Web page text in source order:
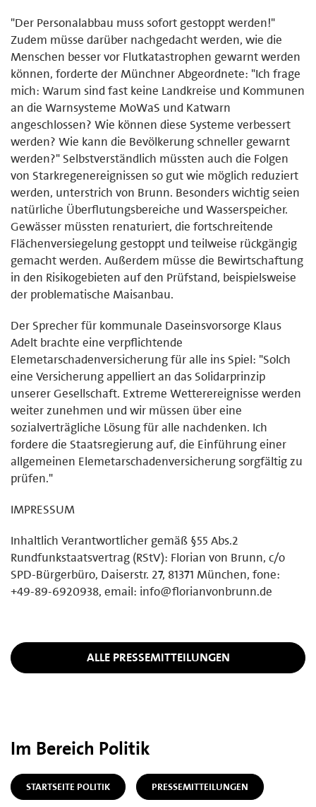
"Der Personalabbau muss sofort gestoppt werden!"
Zudem müsse darüber nachgedacht werden, wie die
Menschen besser vor Flutkatastrophen gewarnt werden
können, forderte der Münchner Abgeordnete: "Ich frage
mich: Warum sind fast keine Landkreise und Kommunen
an die Warnsysteme MoWaS und Katwarn
angeschlossen? Wie können diese Systeme verbessert
werden? Wie kann die Bevölkerung schneller gewarnt
werden?" Selbstverständlich müssten auch die Folgen
von Starkregenereignissen so gut wie möglich reduziert
werden, unterstrich von Brunn. Besonders wichtig seien
natürliche Überflutungsbereiche und Wasserspeicher.
Gewässer müssten renaturiert, die fortschreitende
Flächenversiegelung gestoppt und teilweise rückgängig
gemacht werden. Außerdem müsse die Bewirtschaftung
in den Risikogebieten auf den Prüfstand, beispielsweise
der problematische Maisanbau.
Der Sprecher für kommunale Daseinsvorsorge Klaus
Adelt brachte eine verpflichtende
Elemetarschadenversicherung für alle ins Spiel: "Solch
eine Versicherung appelliert an das Solidarprinzip
unserer Gesellschaft. Extreme Wetterereignisse werden
weiter zunehmen und wir müssen über eine
sozialverträgliche Lösung für alle nachdenken. Ich
fordere die Staatsregierung auf, die Einführung einer
allgemeinen Elemetarschadenversicherung sorgfältig zu
prüfen."
IMPRESSUM
Inhaltlich Verantwortlicher gemäß §55 Abs.2
Rundfunkstaatsvertrag (RStV): Florian von Brunn, c/o
SPD-Bürgerbüro, Daiserstr. 27, 81371 München, fone:
+49-89-6920938, email: info@florianvonbrunn.de
ALLE PRESSEMITTEILUNGEN
Im Bereich Politik
STARTSEITE POLITIK PRESSEMITTEILUNGEN